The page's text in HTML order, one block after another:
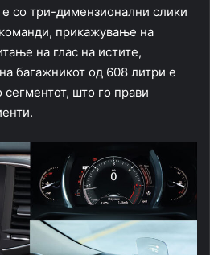
е со три-димензионални слики
прикажување на
на глас на истите,
багажникот од 608 литри е
што го прави